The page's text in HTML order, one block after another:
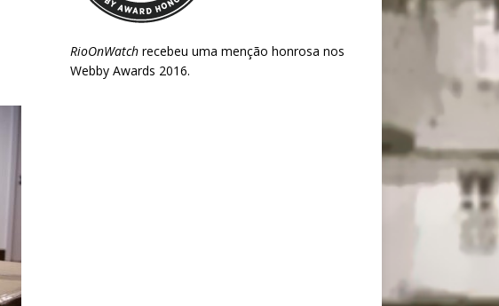
RioOnWatchrecebeu uma menção honrosa nos
Webby Awards 2016.